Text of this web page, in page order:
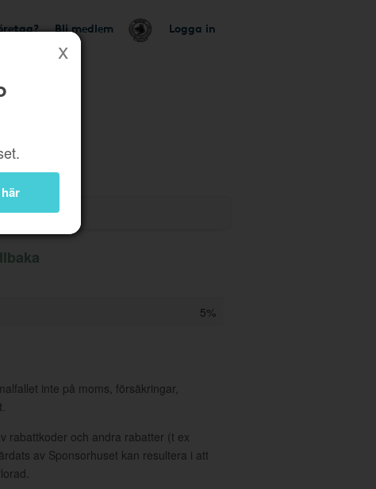
Bli medlem Logga in
5%
inte på moms, försäkringar,
rabattkoder och andra rabatter (t ex
av Sponsorhuset kan resultera i att